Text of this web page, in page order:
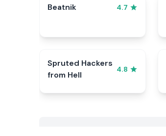
Beatnik 4.7
Spruted Hackers
from Hell
4.8